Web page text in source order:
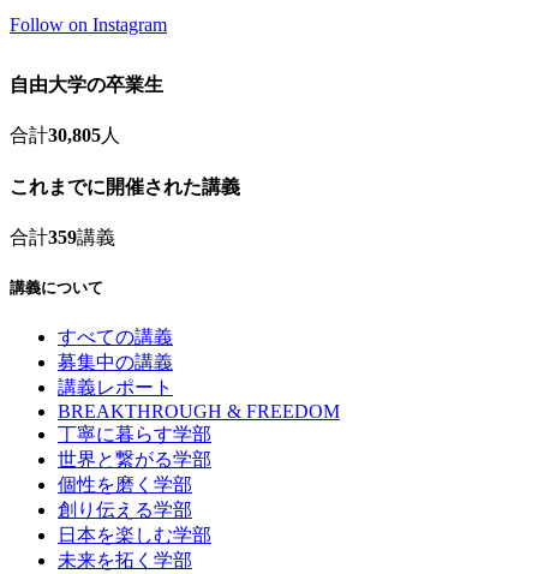
Follow on Instagram
自由大学の卒業生
合計30,805人
これまでに開催された講義
合計359講義
講義について
すべての講義
募集中の講義
講義レポート
BREAKTHROUGH & FREEDOM
丁寧に暮らす学部
世界と繋がる学部
個性を磨く学部
創り伝える学部
日本を楽しむ学部
未来を拓く学部